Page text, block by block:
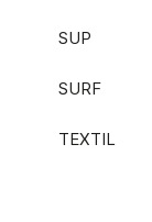
SUP
SURF
TEXTIL